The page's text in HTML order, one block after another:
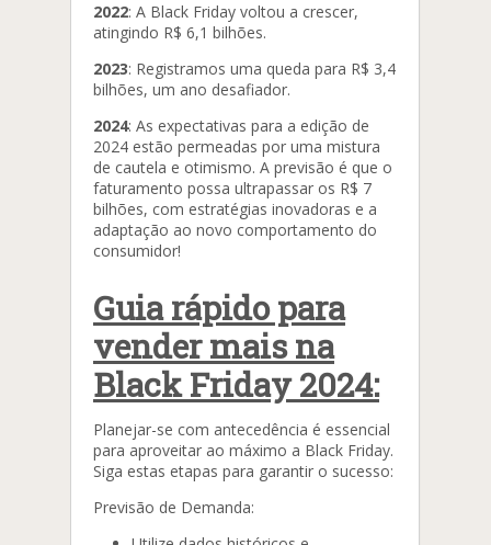
2022: A Black Friday voltou a crescer,
atingindo R$ 6,1 bilhões.
2023: Registramos uma queda para R$ 3,4
bilhões, um ano desafiador.
2024: As expectativas para a edição de
2024 estão permeadas por uma mistura
de cautela e otimismo. A previsão é que o
faturamento possa ultrapassar os R$ 7
bilhões, com estratégias inovadoras e a
adaptação ao novo comportamento do
consumidor!
Guia rápido para
vender mais na
Black Friday 2024:
Planejar-se com antecedência é essencial
para aproveitar ao máximo a Black Friday.
Siga estas etapas para garantir o sucesso:
Previsão de Demanda: